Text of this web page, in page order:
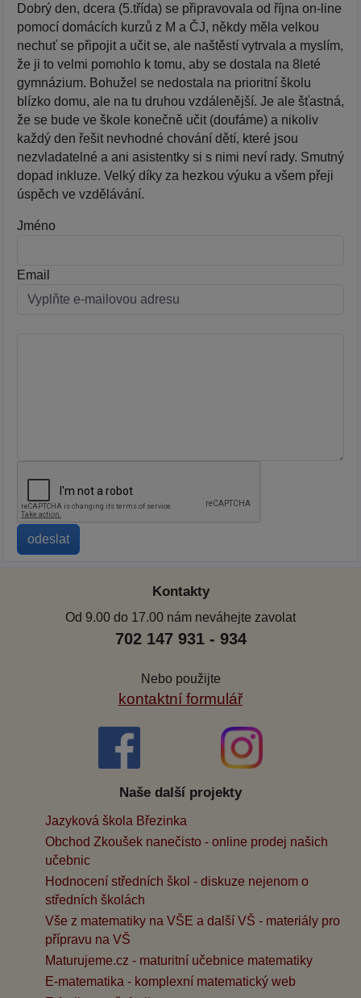
Dobrý den, dcera (5.třída) se připravovala od října on-line
pomocí domácích kurzů z M a ČJ, někdy měla velkou
nechuť se připojit a učit se, ale naštěstí vytrvala a myslím,
že ji to velmi pomohlo k tomu, aby se dostala na 8leté
gymnázium. Bohužel se nedostala na prioritní školu
blízko domu, ale na tu druhou vzdálenější. Je ale šťastná,
že se bude ve škole konečně učit (doufáme) a nikoliv
každý den řešit nevhodné chování dětí, které jsou
nezvladatelné a ani asistentky si s nimi neví rady. Smutný
dopad inkluze. Velký díky za hezkou výuku a všem přeji
úspěch ve vzdělávání.
Jméno
Email
Kontakty
Od 9.00 do 17.00 nám neváhejte zavolat
702 147 931 - 934
Nebo použijte
kontaktní formulář
Naše další projekty
Jazyková škola Březinka
Obchod Zkoušek nanečisto - online prodej našich
učebnic
Hodnocení středních škol - diskuze nejenom o
středních školách
Vše z matematiky na VŠE a další VŠ - materiály pro
přípravu na VŠ
Maturujeme.cz - maturitní učebnice matematiky
E-matematika - komplexní matematický web